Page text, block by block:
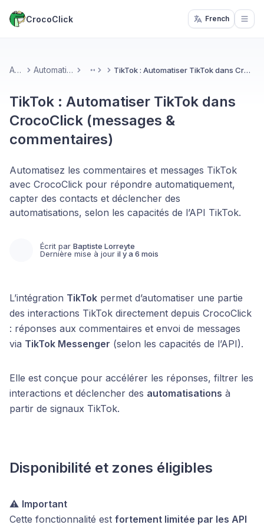
CrocoClick French
Accueil Automatisations & IA More TikTok : Automatiser TikTok dans CrocoClick (messages & commentaires)
TikTok : Automatiser TikTok dans
CrocoClick (messages &
commentaires)
Automatisez les commentaires et messages TikTok
avec CrocoClick pour répondre automatiquement,
capter des contacts et déclencher des
automatisations, selon les capacités de l’API TikTok.
Écrit par Baptiste Lorreyte
Dernière mise à jour il y a 6 mois
L’intégration TikTok permet d’automatiser une partie
des interactions TikTok directement depuis CrocoClick
: réponses aux commentaires et envoi de messages
via TikTok Messenger (selon les capacités de l’API).
Elle est conçue pour accélérer les réponses, filtrer les
interactions et déclencher des automatisations à
partir de signaux TikTok.
Disponibilité et zones éligibles
⚠️ Important
Cette fonctionnalité est fortement limitée par les API